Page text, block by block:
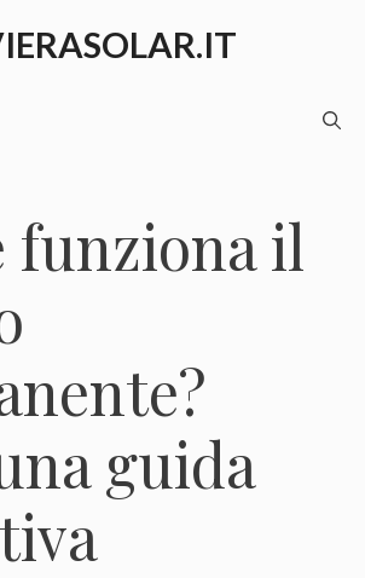
funziona il
guida